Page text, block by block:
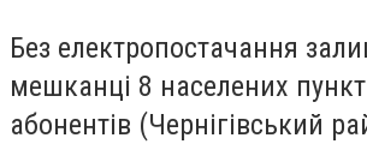
Без електропостачання
мешканці 8 населених
абонентів (Чернігівський